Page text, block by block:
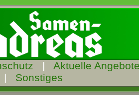
| Aktuelle
| Sonstiges